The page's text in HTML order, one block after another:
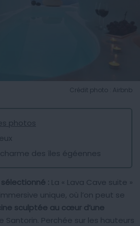
Crédit photo : Airbnb
photos
des îles égéennes
sélectionné : La « Lava Cave suite »
unique, où l’on peut se
sculptée au cœur d’une
Santorin. Perchée sur les hauteurs